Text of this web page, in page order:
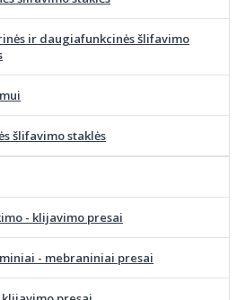
ir daugiafunkcinės šlifavimo
šlifavimo staklės
- klijavimo presai
- mebraniniai presai